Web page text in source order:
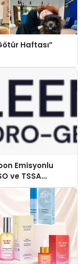
Haftası”
Emisyonlu
ve TSSA